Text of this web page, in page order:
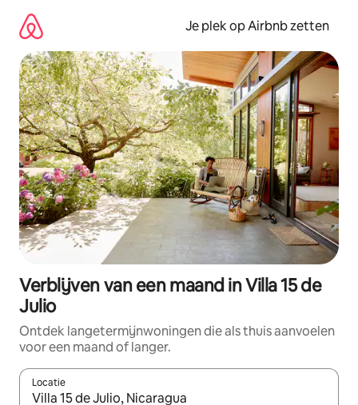
direct
naar
inhoud
Je plek op Airbnb zetten
Verblijven van een maand in Villa 15 de
Julio
Ontdek langetermijnwoningen die als thuis aanvoelen
voor een maand of langer.
Locatie
Wanneer er resultaten beschikbaar zijn, maak je een keuze